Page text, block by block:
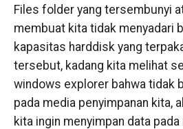
Files folder yang tersembunyi
membuat kita tidak menyadari
kapasitas harddisk yang
tersebut, kadang kita melihat
windows explorer bahwa tidak
pada media penyimpanan kita,
kita ingin menyimpan data